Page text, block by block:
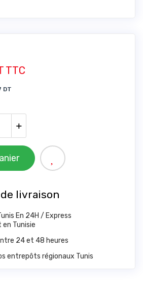
TTC
DT
livraison
En 24H / Express
Tunisie
entrepôts régionaux Tunis
24 et 48 heures